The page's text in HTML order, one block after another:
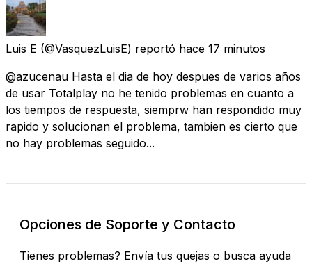
Luis E (@VasquezLuisE) reportó hace 17 minutos
@azucenau Hasta el dia de hoy despues de varios años
de usar Totalplay no he tenido problemas en cuanto a
los tiempos de respuesta, siemprw han respondido muy
rapido y solucionan el problema, tambien es cierto que
no hay problemas seguido...
Opciones de Soporte y Contacto
Tienes problemas? Envía tus quejas o busca ayuda